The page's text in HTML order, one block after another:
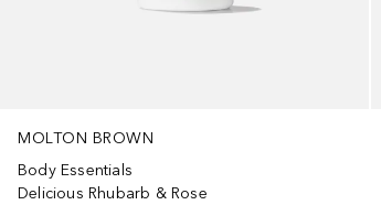
MOLTON BROWN
Body Essentials
Delicious Rhubarb & Rose